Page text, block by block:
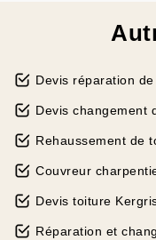
Devis réparation
Devis changement
Rehaussement de
Couvreur
Devis toiture
Réparation et